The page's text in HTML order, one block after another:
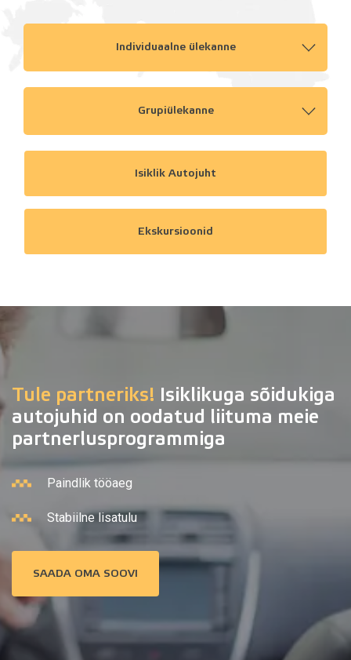
Individuaalne ülekanne
Grupiülekanne
Isiklik Autojuht
Ekskursioonid
Tule partneriks! Isiklikuga sõidukiga
autojuhid on oodatud liituma meie
partnerlusprogrammiga
Paindlik tööaeg
Stabiilne lisatulu
SAADA OMA SOOVI